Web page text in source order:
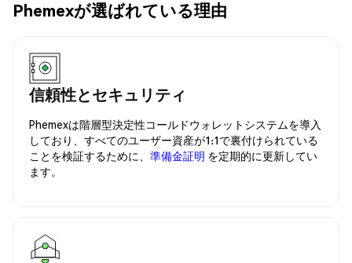
Phemexが選ばれている理由
信頼性とセキュリティ
Phemexは階層型決定性コールドウォレットシステムを導入
しており、すべてのユーザー資産が1:1で裏付けられている
ことを検証するために、 準備金証明 を定期的に更新してい
ます。